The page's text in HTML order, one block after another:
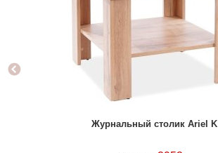
Журнальный столик Ariel K